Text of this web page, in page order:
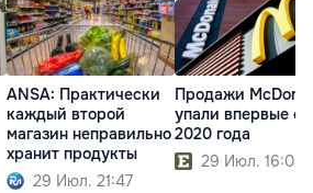
ANSA: Практически
каждый второй
магазин неправильно
хранит продукты
29 Июл. 21:47
Продажи
упали впервые с
2020 года
29 Июл. 16:08